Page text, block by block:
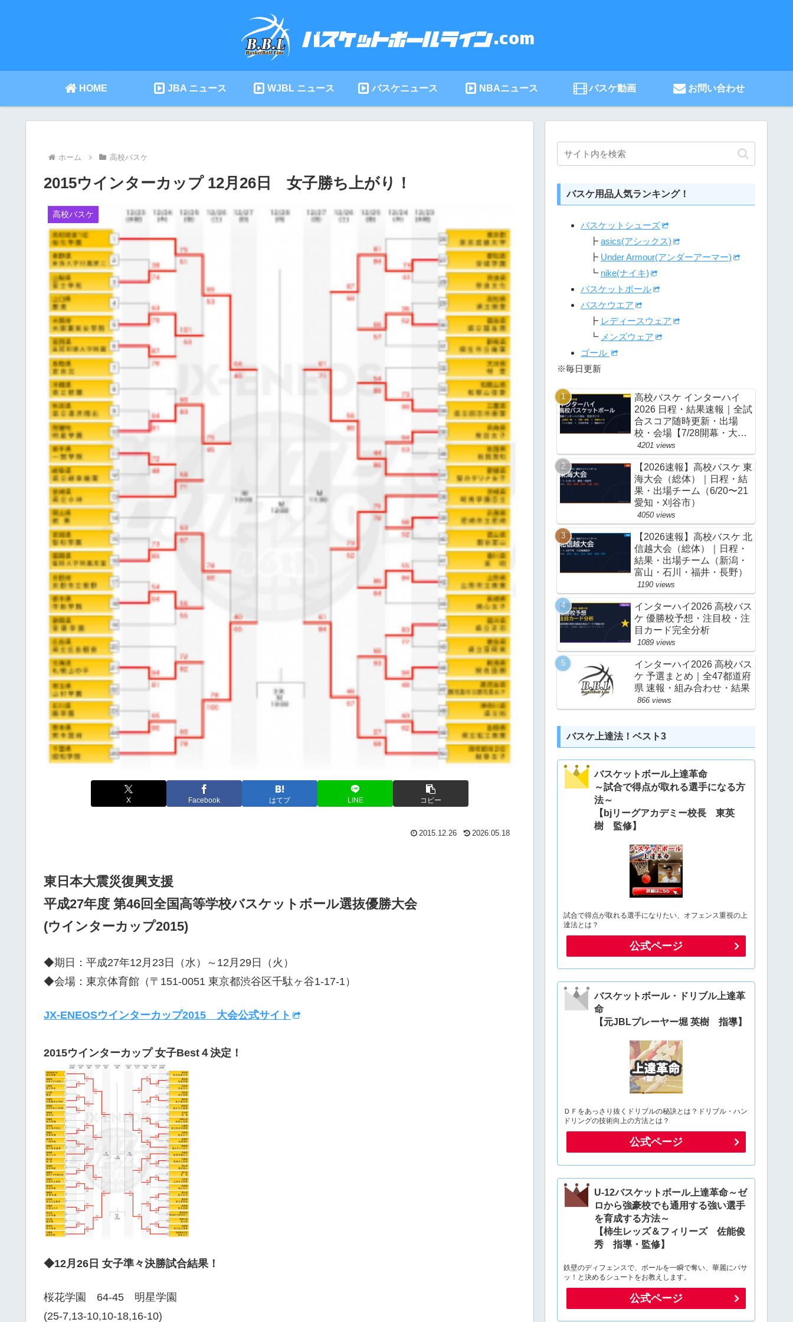
HOME JBA ニュース WJBL ニュース バスケニュース NBAニュース バスケ動画 お問い合わせ
ホーム 高校バスケ
2015ウインターカップ 12月26日 女子勝ち上がり！
高校バスケ
X Facebook はてブ LINE コピー
2015.12.26 2026.05.18
東日本大震災復興支援
平成27年度 第46回全国高等学校バスケットボール選抜優勝大会
(ウインターカップ2015)
◆期日：平成27年12月23日（水）～12月29日（火）
◆会場：東京体育館（〒151-0051 東京都渋谷区千駄ヶ谷1-17-1）
JX-ENEOSウインターカップ2015 大会公式サイト
2015ウインターカップ 女子Best４決定！
◆12月26日 女子準々決勝試合結果！
桜花学園 64-45 明星学園
(25-7,13-10,10-18,16-10)
バスケ用品人気ランキング！
バスケットシューズ
┣ asics(アシックス)
┣ Under Armour(アンダーアーマー)
┗ nike(ナイキ)
バスケットボール
バスケウエア
┣ レディースウェア
┗ メンズウェア
ゴール
※毎日更新
高校バスケ インターハイ
2026 日程・結果速報｜全試
合スコア随時更新・出場
校・会場【7/28開幕・大
阪】
4201 views
【2026速報】高校バスケ 東
海大会（総体）｜日程・結
果・出場チーム（6/20〜21
愛知・刈谷市）
4050 views
【2026速報】高校バスケ 北
信越大会（総体）｜日程・
結果・出場チーム（新潟・
富山・石川・福井・長野）
1190 views
インターハイ2026 高校バス
ケ 優勝校予想・注目校・注
目カード完全分析
1089 views
インターハイ2026 高校バス
ケ 予選まとめ｜全47都道府
県 速報・組み合わせ・結果
866 views
バスケ上達法！ベスト3
バスケットボール上達革命
～試合で得点が取れる選手になる方
法～
【bjリーグアカデミー校長 東英
樹 監修】
試合で得点が取れる選手になりたい、オフェンス重視の上
達法とは？
公式ページ
バスケットボール・ドリブル上達革
命
【元JBLプレーヤー堀 英樹 指導】
ＤＦをあっさり抜くドリブルの秘訣とは？ドリブル・ハン
ドリングの技術向上の方法とは？
公式ページ
U-12バスケットボール上達革命～ゼ
ロから強豪校でも通用する強い選手
を育成する方法～
【柿生レッズ＆フィリーズ 佐能俊
秀 指導・監修】
鉄壁のディフェンスで、ボールを一瞬で奪い、華麗にパサ
ッ！と決めるシュートをお教えします。
公式ページ